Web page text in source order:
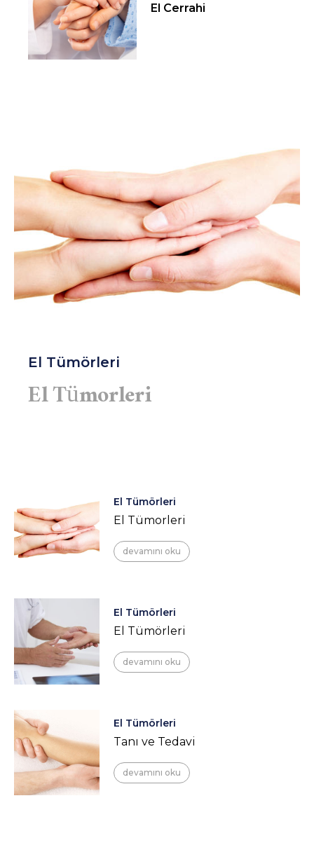
El Cerrahi
El Tümörleri
El Tümorleri
El Tümörleri
El Tümorleri
devamını oku
El Tümörleri
El Tümörleri
devamını oku
El Tümörleri
Tanı ve Tedavi
devamını oku